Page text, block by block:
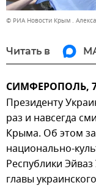
© РИА Новости Крым .
Читать в
СИМФЕРОПОЛЬ,
Президенту
раз и навсегда
Крыма. Об этом
национально-
Республики
главы